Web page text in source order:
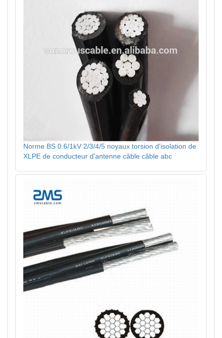
Norme BS 0.6/1kV 2/3/4/5 noyaux torsion d'isolation de
XLPE de conducteur d'antenne câble câble abc